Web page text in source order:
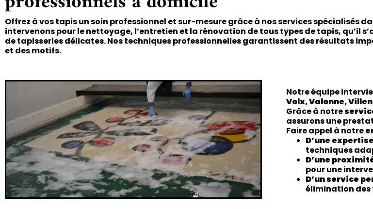
Offrez à vos tapis un soin professionnel et sur-mesure grâce à nos services spécialisés
intervenons pour lenettoyage, l’entretien et la rénovation de tous types de tapis, qu’il
de tapisseries délicates. Nos techniques professionnelles garantissent des résultats
et des motifs.
Notre équipe
Volx, Valonne,
Grâce à notre
assurons une
Faire appel à notre
D’une
techniques
D’une
pour une
D’un service
élimination des